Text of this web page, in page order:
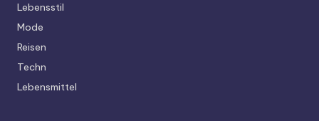
Lebensstil
Mode
Reisen
Techn
Lebensmittel